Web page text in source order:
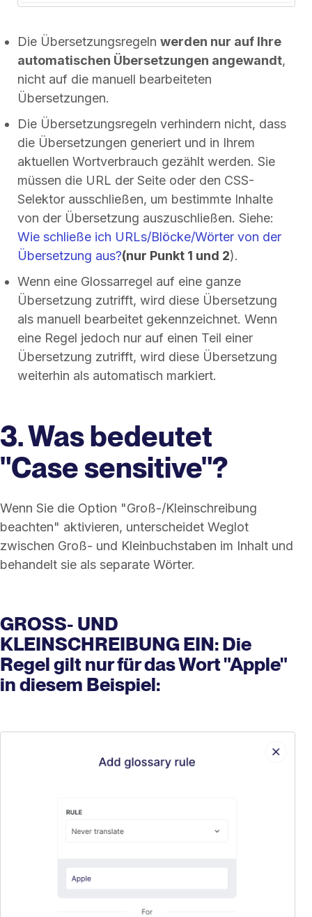
Die Übersetzungsregeln werden nur auf Ihre
automatischen Übersetzungen angewandt,
nicht auf die manuell bearbeiteten
Übersetzungen.
Die Übersetzungsregeln verhindern nicht, dass
die Übersetzungen generiert und in Ihrem
aktuellen Wortverbrauch gezählt werden. Sie
müssen die URL der Seite oder den CSS-
Selektor ausschließen, um bestimmte Inhalte
von der Übersetzung auszuschließen. Siehe:
Wie schließe ich URLs/Blöcke/Wörter von der
Übersetzung aus?(nur Punkt 1 und 2).
Wenn eine Glossarregel auf eine ganze
Übersetzung zutrifft, wird diese Übersetzung
als manuell bearbeitet gekennzeichnet. Wenn
eine Regel jedoch nur auf einen Teil einer
Übersetzung zutrifft, wird diese Übersetzung
weiterhin als automatisch markiert.
3. Was bedeutet
"Case sensitive"?
Wenn Sie die Option "Groß-/Kleinschreibung
beachten" aktivieren, unterscheidet Weglot
zwischen Groß- und Kleinbuchstaben im Inhalt und
behandelt sie als separate Wörter.
GROSS- UND
KLEINSCHREIBUNG EIN: Die
Regel gilt nur für das Wort "Apple"
in diesem Beispiel: